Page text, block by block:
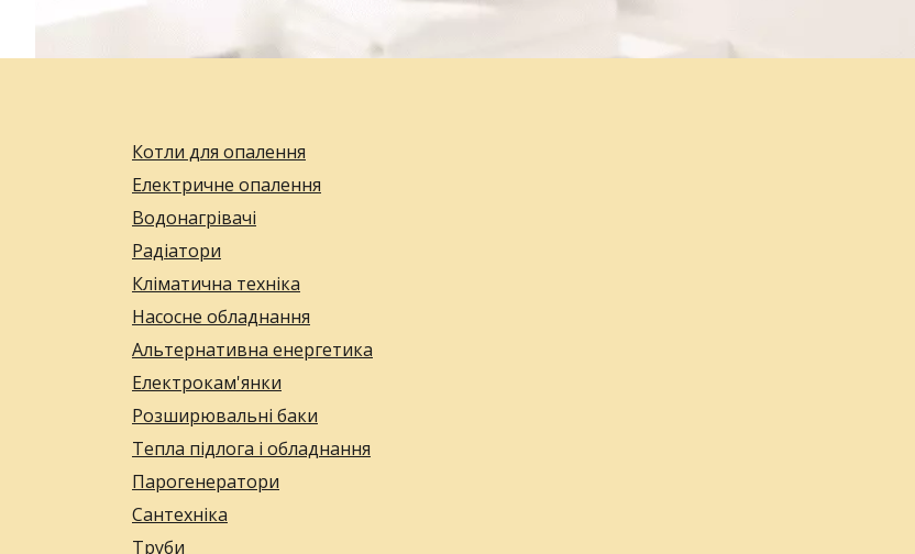
Котли для опалення
Електричне опалення
Водонагрівачі
Радіатори
Кліматична техніка
Насосне обладнання
Альтернативна енергетика
Електрокам'янки
Розширювальні баки
Тепла підлога і обладнання
Парогенератори
Сантехніка
Труби